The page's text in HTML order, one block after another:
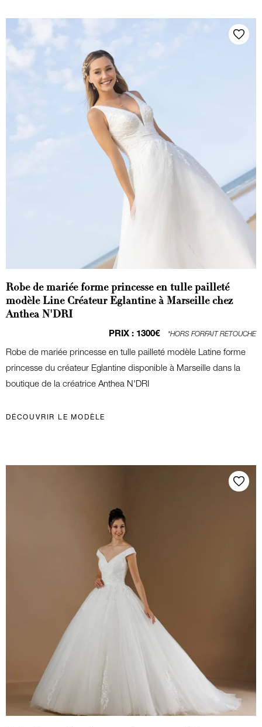
Robe de mariée forme princesse en tulle pailleté
modèle Line Créateur Eglantine à Marseille chez
Anthea N'DRI
PRIX :1300€ *HORS FORFAIT RETOUCHE
Robe de mariée princesse en tulle pailleté modèle Latine forme
princesse du créateur Eglantine disponible à Marseille dans la
boutique de la créatrice Anthea N'DRI
DÉCOUVRIR LE MODÈLE